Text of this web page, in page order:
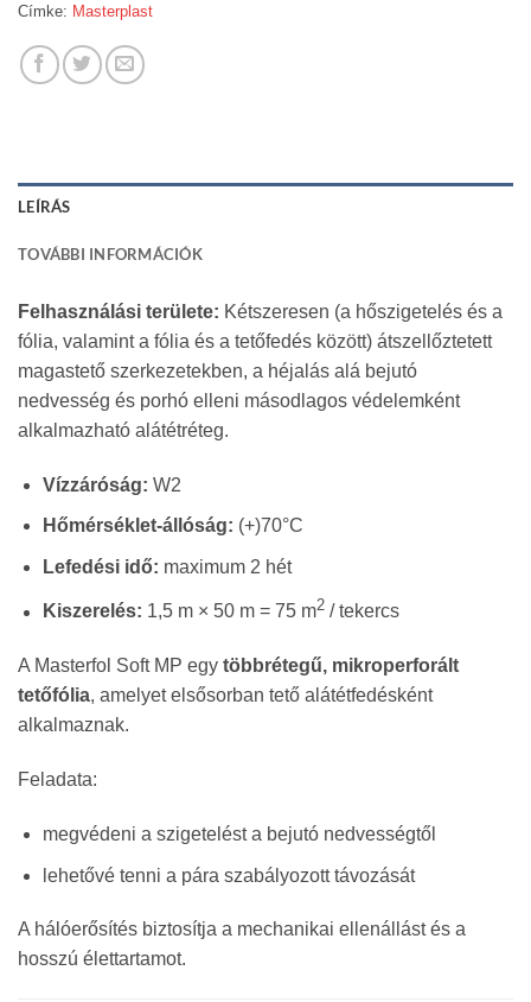
Címke: Masterplast
LEÍRÁS
TOVÁBBI INFORMÁCIÓK
Felhasználási területe: Kétszeresen (a hőszigetelés és a
fólia, valamint a fólia és a tetőfedés között) átszellőztetett
magastető szerkezetekben, a héjalás alá bejutó
nedvesség és porhó elleni másodlagos védelemként
alkalmazható alátétréteg.
Vízzáróság: W2
Hőmérséklet-állóság: (+)70°C
Lefedési idő: maximum 2 hét
Kiszerelés: 1,5 m × 50 m = 75 m2 / tekercs
A Masterfol Soft MP egy többrétegű, mikroperforált
tetőfólia, amelyet elsősorban tető alátétfedésként
alkalmaznak.
Feladata:
megvédeni a szigetelést a bejutó nedvességtől
lehetővé tenni a pára szabályozott távozását
A hálóerősítés biztosítja a mechanikai ellenállást és a
hosszú élettartamot.